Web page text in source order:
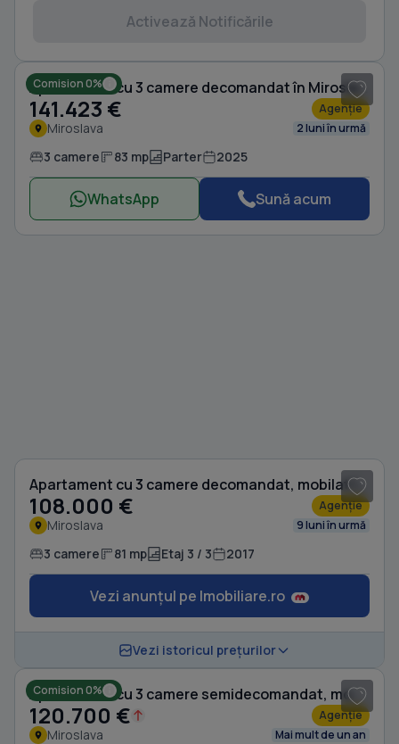
Activează Notificările
Comision 0% Apartament cu 3 camere decomandat în Miroslava
141.423 € Agenție
Miroslava 2 luni în urmă
3 camere 83 mp Parter 2025
WhatsApp Sună acum
Apartament cu 3 camere decomandat, mobilat în Miroslava
108.000 € Agenție
Miroslava 9 luni în urmă
3 camere 81 mp Etaj 3 / 3 2017
Vezi anunțul pe Imobiliare.ro
Vezi istoricul prețurilor
Comision 0% Apartament cu 3 camere semidecomandat, mobilat în Miroslava
120.700 € Agenție
Miroslava Mai mult de un an